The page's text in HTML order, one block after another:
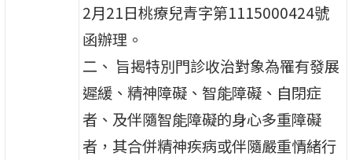
2月21日桃療兒青字第1115000424號
函辦理。
二、 旨揭特別門診收治對象為罹有發展
遲緩、精神障礙、智能障礙、自閉症
者、及伴隨智能障礙的身心多重障礙
者，其合併精神疾病或伴隨嚴重情緒行